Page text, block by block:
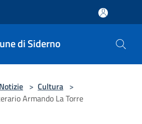
di Siderno
Notizie > Cultura >
Armando La Torre